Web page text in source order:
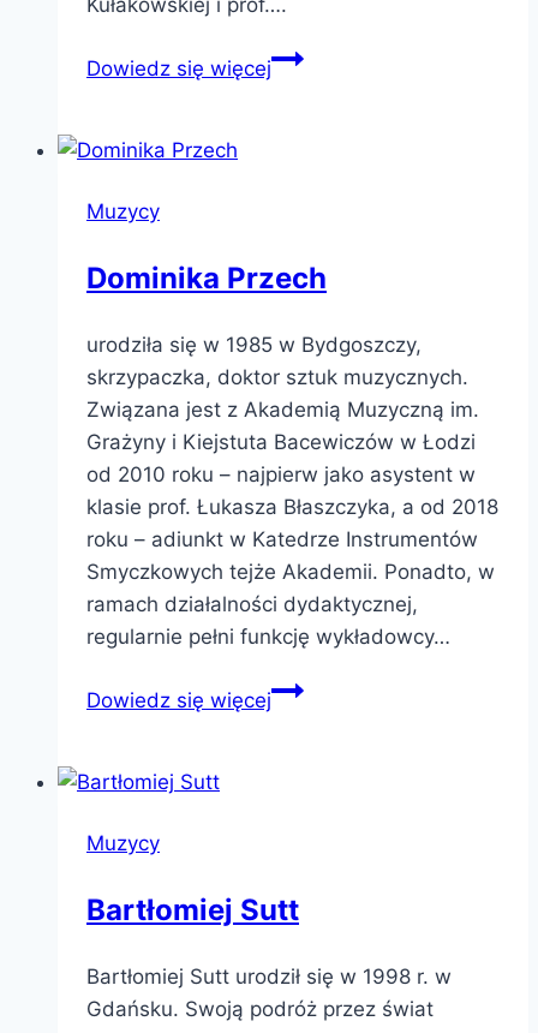
Dowiedz się więcejAnna
Muzycy
Dominika Przech
urodziła się w 1985 w Bydgoszczy,
skrzypaczka, doktor sztuk muzycznych.
Związana jest z Akademią Muzyczną im.
Grażyny i Kiejstuta Bacewiczów w Łodzi
od 2010 roku – najpierw jako asystent w
klasie prof. Łukasza Błaszczyka, a od 2018
roku – adiunkt w Katedrze Instrumentów
Smyczkowych tejże Akademii. Ponadto, w
ramach działalności dydaktycznej,
regularnie pełni funkcję wykładowcy…
Dowiedz się więcejDominika
Muzycy
Bartłomiej Sutt
Bartłomiej Sutt urodził się w 1998 r. w
Gdańsku. Swoją podróż przez świat